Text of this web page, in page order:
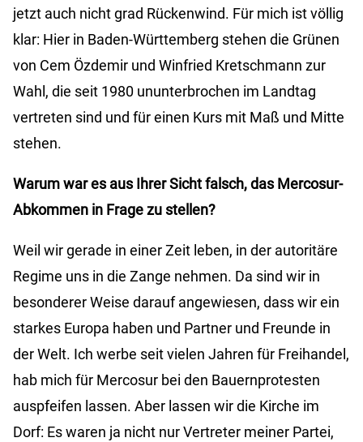
jetzt auch nicht grad Rückenwind. Für mich ist völlig
klar: Hier in Baden-Württemberg stehen die Grünen
von Cem Özdemir und Winfried Kretschmann zur
Wahl, die seit 1980 ununterbrochen im Landtag
vertreten sind und für einen Kurs mit Maß und Mitte
stehen.
Warum war es aus Ihrer Sicht falsch, das Mercosur-
Abkommen in Frage zu stellen?
Weil wir gerade in einer Zeit leben, in der autoritäre
Regime uns in die Zange nehmen. Da sind wir in
besonderer Weise darauf angewiesen, dass wir ein
starkes Europa haben und Partner und Freunde in
der Welt. Ich werbe seit vielen Jahren für Freihandel,
hab mich für Mercosur bei den Bauernprotesten
auspfeifen lassen. Aber lassen wir die Kirche im
Dorf: Es waren ja nicht nur Vertreter meiner Partei,